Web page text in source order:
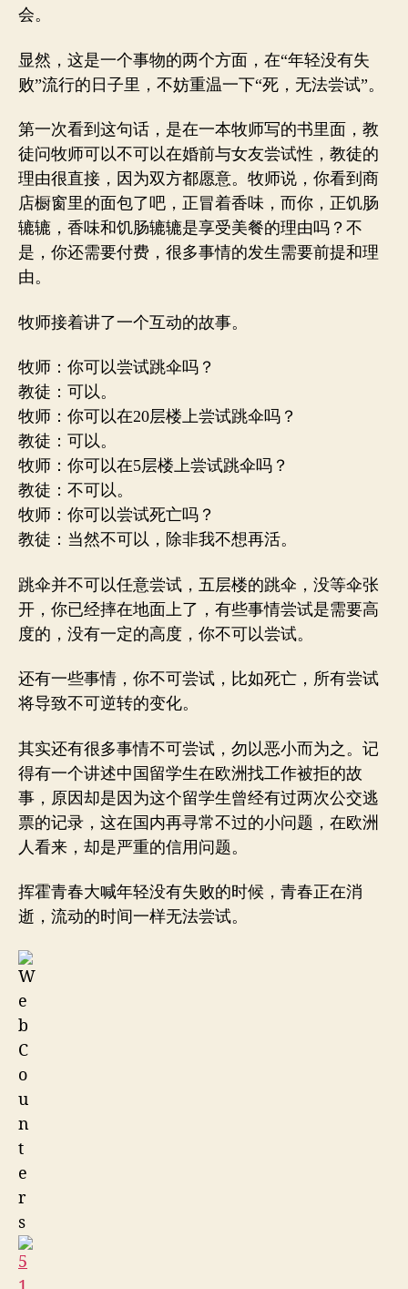
会。
显然，这是一个事物的两个方面，在“年轻没有失
败”流行的日子里，不妨重温一下“死，无法尝试”。
第一次看到这句话，是在一本牧师写的书里面，教
徒问牧师可以不可以在婚前与女友尝试性，教徒的
理由很直接，因为双方都愿意。牧师说，你看到商
店橱窗里的面包了吧，正冒着香味，而你，正饥肠
辘辘，香味和饥肠辘辘是享受美餐的理由吗？不
是，你还需要付费，很多事情的发生需要前提和理
由。
牧师接着讲了一个互动的故事。
牧师：你可以尝试跳伞吗？
教徒：可以。
牧师：你可以在20层楼上尝试跳伞吗？
教徒：可以。
牧师：你可以在5层楼上尝试跳伞吗？
教徒：不可以。
牧师：你可以尝试死亡吗？
教徒：当然不可以，除非我不想再活。
跳伞并不可以任意尝试，五层楼的跳伞，没等伞张
开，你已经摔在地面上了，有些事情尝试是需要高
度的，没有一定的高度，你不可以尝试。
还有一些事情，你不可尝试，比如死亡，所有尝试
将导致不可逆转的变化。
其实还有很多事情不可尝试，勿以恶小而为之。记
得有一个讲述中国留学生在欧洲找工作被拒的故
事，原因却是因为这个留学生曾经有过两次公交逃
票的记录，这在国内再寻常不过的小问题，在欧洲
人看来，却是严重的信用问题。
挥霍青春大喊年轻没有失败的时候，青春正在消
逝，流动的时间一样无法尝试。